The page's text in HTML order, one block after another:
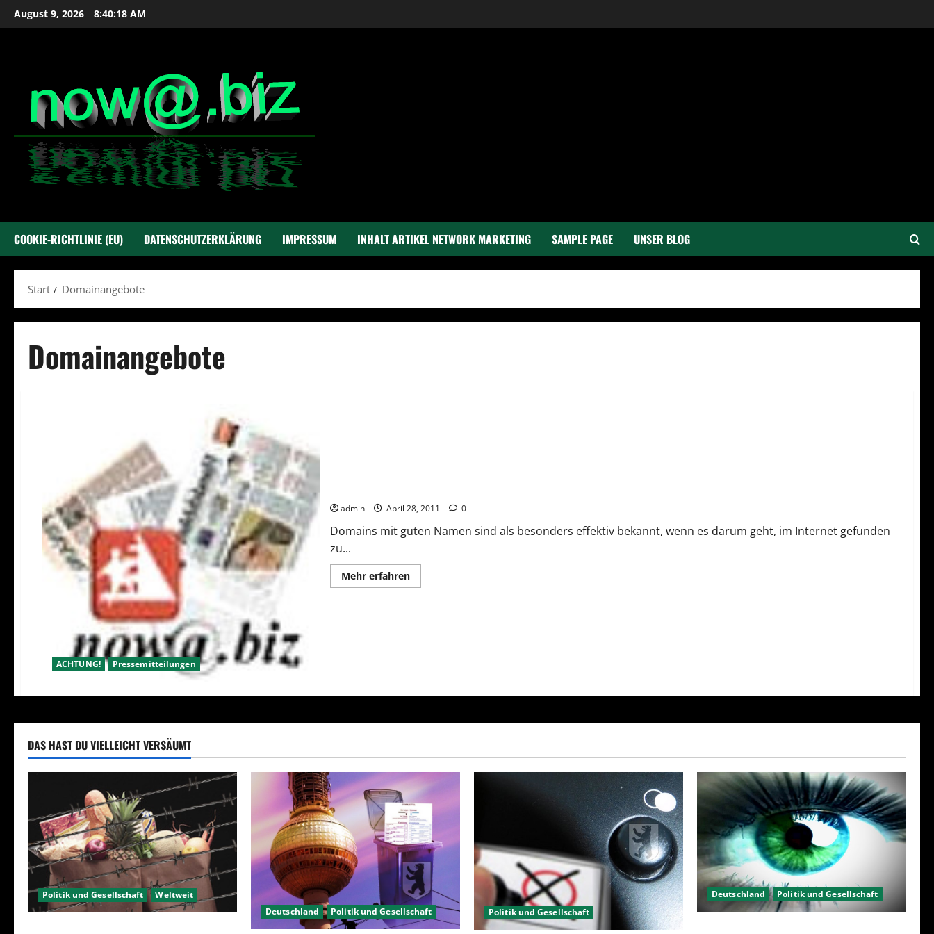
Zum
Inhalt
August 9, 2026 8:40:18 AM
COOKIE-RICHTLINIE (EU) DATENSCHUTZERKLÄRUNG IMPRESSUM INHALT ARTIKEL NETWORK MARKETING SAMPLE PAGE UNSER BLOG
Start Domainangebote
Domainangebote
ACHTUNG! Pressemitteilungen
admin April 28, 2011 0
Domains mit guten Namen sind als besonders effektiv bekannt, wenn es darum geht, im Internet gefunden
zu...
Mehr erfahrenMehr
Informationen
DAS HAST DU VIELLEICHT VERSÄUMT
Politik und Gesellschaft Weltweit
Deutschland Politik und Gesellschaft Politik und Gesellschaft
Deutschland Politik und Gesellschaft